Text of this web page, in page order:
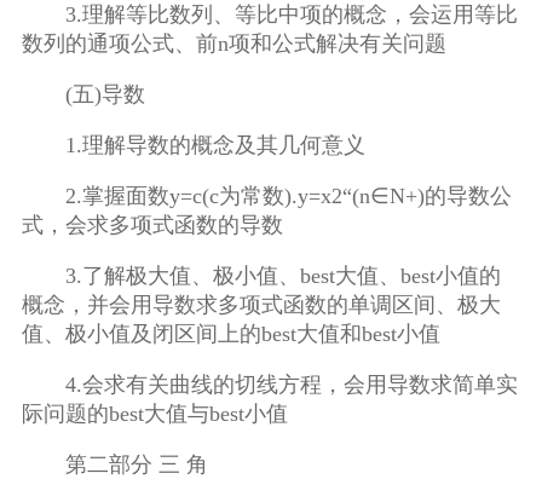
3.理解等比数列、等比中项的概念，会运用等比
数列的通项公式、前n项和公式解决有关问题
(五)导数
1.理解导数的概念及其几何意义
2.掌握面数y=c(c为常数).y=x2“(n∈N+)的导数公
式，会求多项式函数的导数
3.了解极大值、极小值、best大值、best小值的
概念，并会用导数求多项式函数的单调区间、极大
值、极小值及闭区间上的best大值和best小值
4.会求有关曲线的切线方程，会用导数求简单实
际问题的best大值与best小值
第二部分 三 角